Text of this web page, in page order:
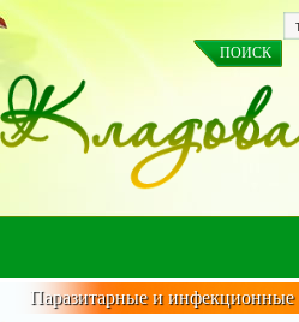
Паразитарные и инфекционные